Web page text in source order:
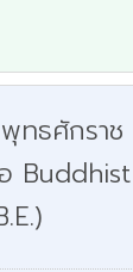
ทธศักราช